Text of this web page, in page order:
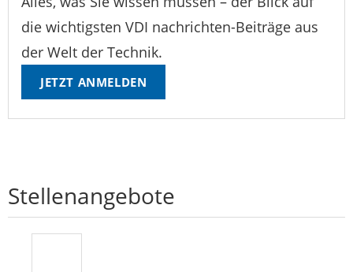
die wichtigsten VDI nachrichten-Beiträge aus
der Welt der Technik.
JETZT ANMELDEN
Stellenangebote